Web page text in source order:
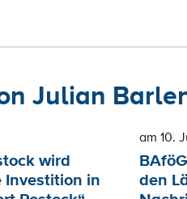
Julian
wird
Investition in
am 10.
den